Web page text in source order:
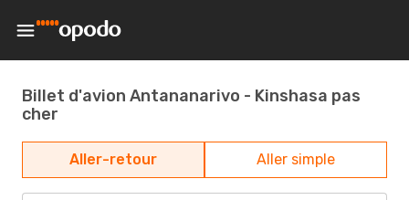
Billet d'avion Antananarivo - Kinshasa pas
cher
Aller-retour Aller simple